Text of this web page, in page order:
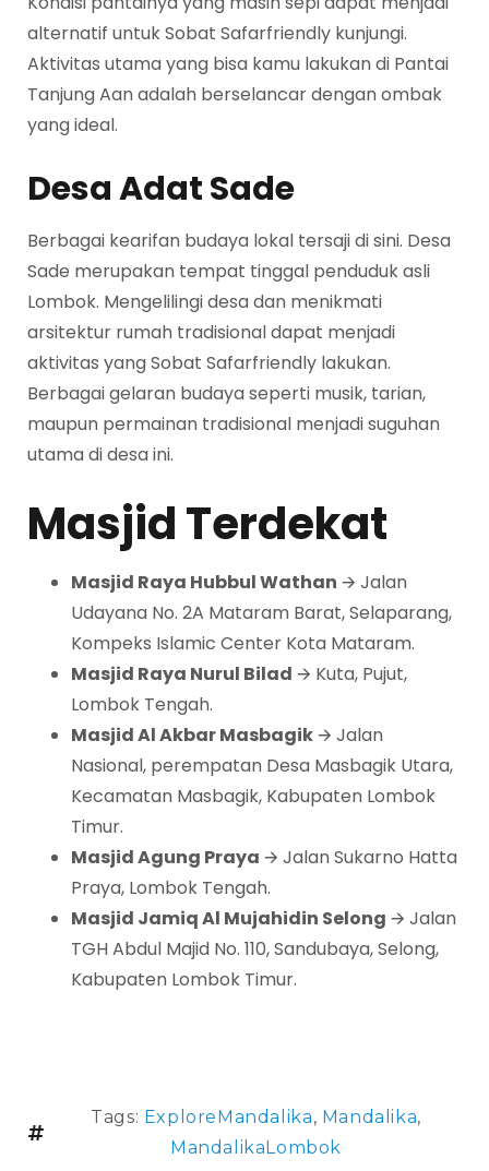
alternatif untuk Sobat Safarfriendly kunjungi.
Aktivitas utama yang bisa kamu lakukan di Pantai
Tanjung Aan adalah berselancar dengan ombak
yang ideal.
Desa Adat Sade
Berbagai kearifan budaya lokal tersaji di sini. Desa
Sade merupakan tempat tinggal penduduk asli
Lombok. Mengelilingi desa dan menikmati
arsitektur rumah tradisional dapat menjadi
aktivitas yang Sobat Safarfriendly lakukan.
Berbagai gelaran budaya seperti musik, tarian,
maupun permainan tradisional menjadi suguhan
utama di desa ini.
Masjid Terdekat
Masjid Raya Hubbul Wathan 🡪 Jalan
Udayana No. 2A Mataram Barat, Selaparang,
Kompeks Islamic Center Kota Mataram.
Masjid Raya Nurul Bilad 🡪 Kuta, Pujut,
Lombok Tengah.
Masjid Al Akbar Masbagik🡪 Jalan
Nasional, perempatan Desa Masbagik Utara,
Kecamatan Masbagik, Kabupaten Lombok
Timur.
Masjid Agung Praya 🡪 Jalan Sukarno Hatta
Praya, Lombok Tengah.
Masjid Jamiq Al Mujahidin Selong 🡪 Jalan
TGH Abdul Majid No. 110, Sandubaya, Selong,
Kabupaten Lombok Timur.
Tags: ExploreMandalika, Mandalika,
MandalikaLombok